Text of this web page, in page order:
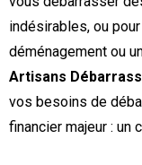
indésirables, ou
déménagement ou
Artisans
vos besoins de
financier majeur : un